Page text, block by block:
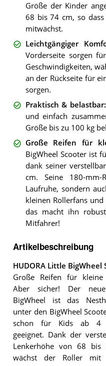
Größe der Kinder
68 bis 74 cm, so
mitwächst.
Leichtgängiger
Vorderseite sorgen
Geschwindigkeiten,
an der Rückseite für
sorgen.
Praktisch & belastbar:
und einfach
Größe bis zu 100 kg
Große Reifen für
BigWheel Scooter ist
dank seiner
cm. Seine 180-
Laufruhe, sondern
kleinen Rollerfans
das macht ihn
Mitfahrer!
Artikelbeschreibung
HUDORA Little BigWheel
Große Reifen für kleine
Aber sicher! Der
BigWheel ist das
unter den BigWheel
schon für Kids ab 4
geeignet. Dank der
Lenkerhöhe von 68 bis
wächst der Roller mit